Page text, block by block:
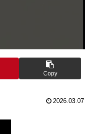
Copy
2026.03.07